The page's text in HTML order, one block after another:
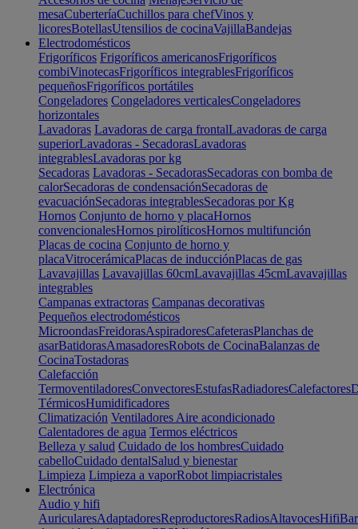
mesaCuberteríaCuchillos para chefVinos y
licoresBotellasUtensilios de cocinaVajillaBandejas
Electrodomésticos
Frigoríficos Frigoríficos americanosFrigoríficos
combiVinotecasFrigoríficos integrablesFrigoríficos
pequeñosFrigoríficos portátiles
Congeladores Congeladores verticalesCongeladores
horizontales
Lavadoras Lavadoras de carga frontalLavadoras de carga
superiorLavadoras - SecadorasLavadoras
integrablesLavadoras por kg
Secadoras Lavadoras - SecadorasSecadoras con bomba de
calorSecadoras de condensaciónSecadoras de
evacuaciónSecadoras integrablesSecadoras por Kg
Hornos Conjunto de horno y placaHornos
convencionalesHornos pirolíticosHornos multifunción
Placas de cocina Conjunto de horno y
placaVitrocerámicaPlacas de inducciónPlacas de gas
Lavavajillas Lavavajillas 60cmLavavajillas 45cmLavavajillas
integrables
Campanas extractoras Campanas decorativas
Pequeños electrodomésticos
MicroondasFreidorasAspiradoresCafeterasPlanchas de
asarBatidorasAmasadoresRobots de CocinaBalanzas de
CocinaTostadoras
Calefacción
TermoventiladoresConvectoresEstufasRadiadoresCalefactores
TérmicosHumidificadores
Climatización Ventiladores Aire acondicionado
Calentadores de agua Termos eléctricos
Belleza y salud Cuidado de los hombresCuidado
cabelloCuidado dentalSalud y bienestar
Limpieza Limpieza a vaporRobot limpiacristales
Electrónica
Audio y hifi
AuricularesAdaptadoresReproductoresRadiosAltavocesHifi